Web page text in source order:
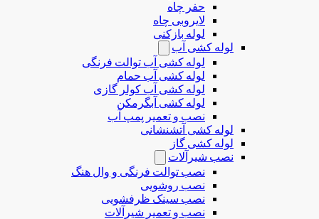
حفر چاه
لایروبی چاه
لوله بازکنی
لوله کشی آب
لوله کشی آب توالت فرنگی
لوله کشی آب حمام
لوله کشی آب کولر گازی
لوله کشی آبگرمکن
نصب و تعمیر پمپ آب
لوله کشی آتشنشانی
لوله کشی گاز
نصب شیرآلات
نصب توالت فرنگی و وال هنگ
نصب روشویی
نصب سینک ظرفشویی
نصب و تعمیر شیرآلات